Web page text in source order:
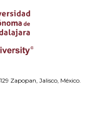
Zapopan, Jalisco, México.